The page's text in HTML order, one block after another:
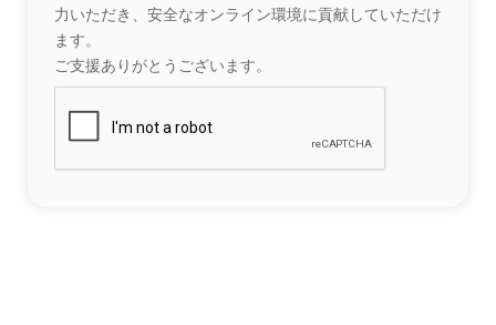
力いただき、安全なオンライン環境に貢献していただけ
ます。
ご支援ありがとうございます。